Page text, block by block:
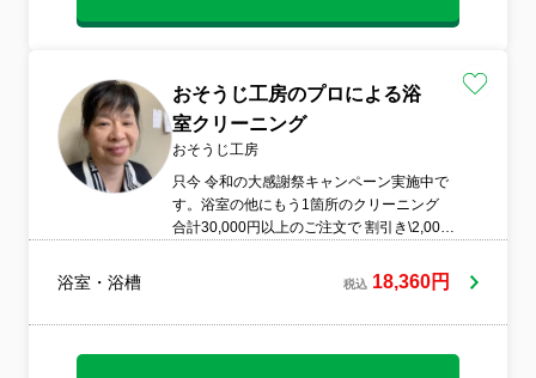
おそうじ工房のプロによる浴
室クリーニング
おそうじ工房
只今 令和の大感謝祭キャンペーン実施中で
す。浴室の他にもう1箇所のクリーニング
合計30,000円以上のご注文で 割引き\2,000
ど専用洗剤で落とします。浴室一式には、
含まれない桶 イスもご要望が、あれば洗い
浴室・浴槽 税込 18,360円